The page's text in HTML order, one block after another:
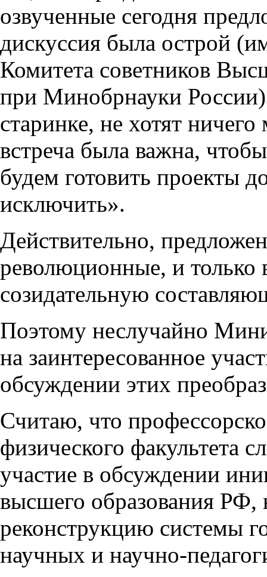
озвученные сегодня
дискуссия была острой
Комитета советников
при Минобрнауки
старинке, не хотят
встреча была важна,
будем готовить проекты
исключить».
Действительно,
революционные, и только
созидательную
Поэтому неслучайно
на заинтересованное
обсуждении этих
Считаю, что
физического факультета
участие в обсуждении
высшего образования
реконструкцию системы
научных и научно-